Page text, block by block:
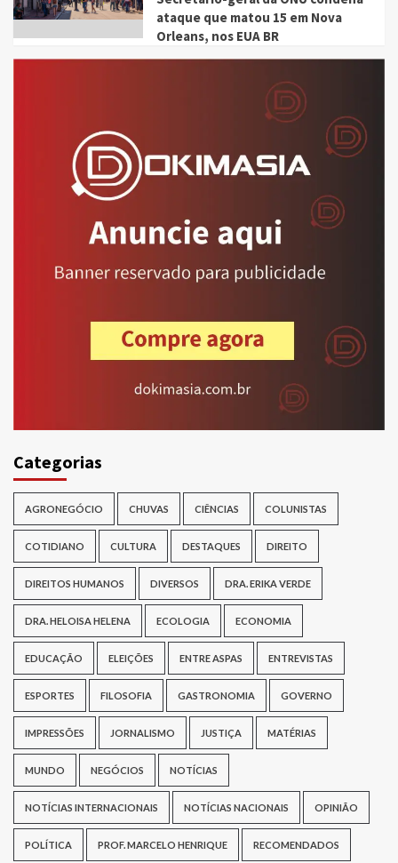
ataque que matou 15 em Nova
Orleans, nos EUA BR
Categorias
AGRONEGÓCIO CHUVAS CIÊNCIAS COLUNISTAS
COTIDIANO CULTURA DESTAQUES DIREITO
DIREITOS HUMANOS DIVERSOS DRA. ERIKA VERDE
DRA. HELOISA HELENA ECOLOGIA ECONOMIA
EDUCAÇÃO ELEIÇÕES ENTRE ASPAS ENTREVISTAS
ESPORTES FILOSOFIA GASTRONOMIA GOVERNO
IMPRESSÕES JORNALISMO JUSTIÇA MATÉRIAS
MUNDO NEGÓCIOS NOTÍCIAS
NOTÍCIAS INTERNACIONAIS NOTÍCIAS NACIONAIS OPINIÃO
POLÍTICA PROF. MARCELO HENRIQUE RECOMENDADOS